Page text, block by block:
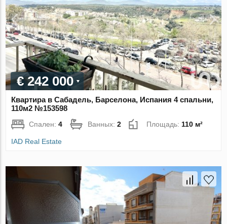
€ 242 000
Квартира в Сабадель, Барселона, Испания 4 спальни,
110м2 №153598
Спален:4 Ванных:2 Площадь:110 м²
IAD Real Estate